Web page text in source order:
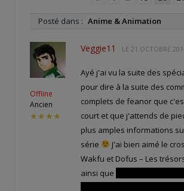
Posté dans : Anime & Animation
Offline
Ancien
★★★★
Veggie11 LE 21 OCTOBRE
Ayé j'ai vu la suite des
pour dire à la suite des
complets de feanor que
court et que j'attends de
plus amples informations
série
J'ai bien aimé le
Wakfu et Dofus – Les
ainsi que